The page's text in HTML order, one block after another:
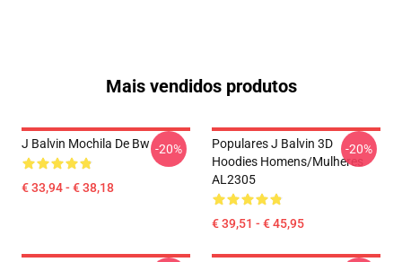
Mais vendidos produtos
J Balvin Mochila De Bw
€ 33,94 - € 38,18
-20%
Populares J Balvin 3D
Hoodies Homens/mulheres
AL2305
€ 39,51 - € 45,95
-20%